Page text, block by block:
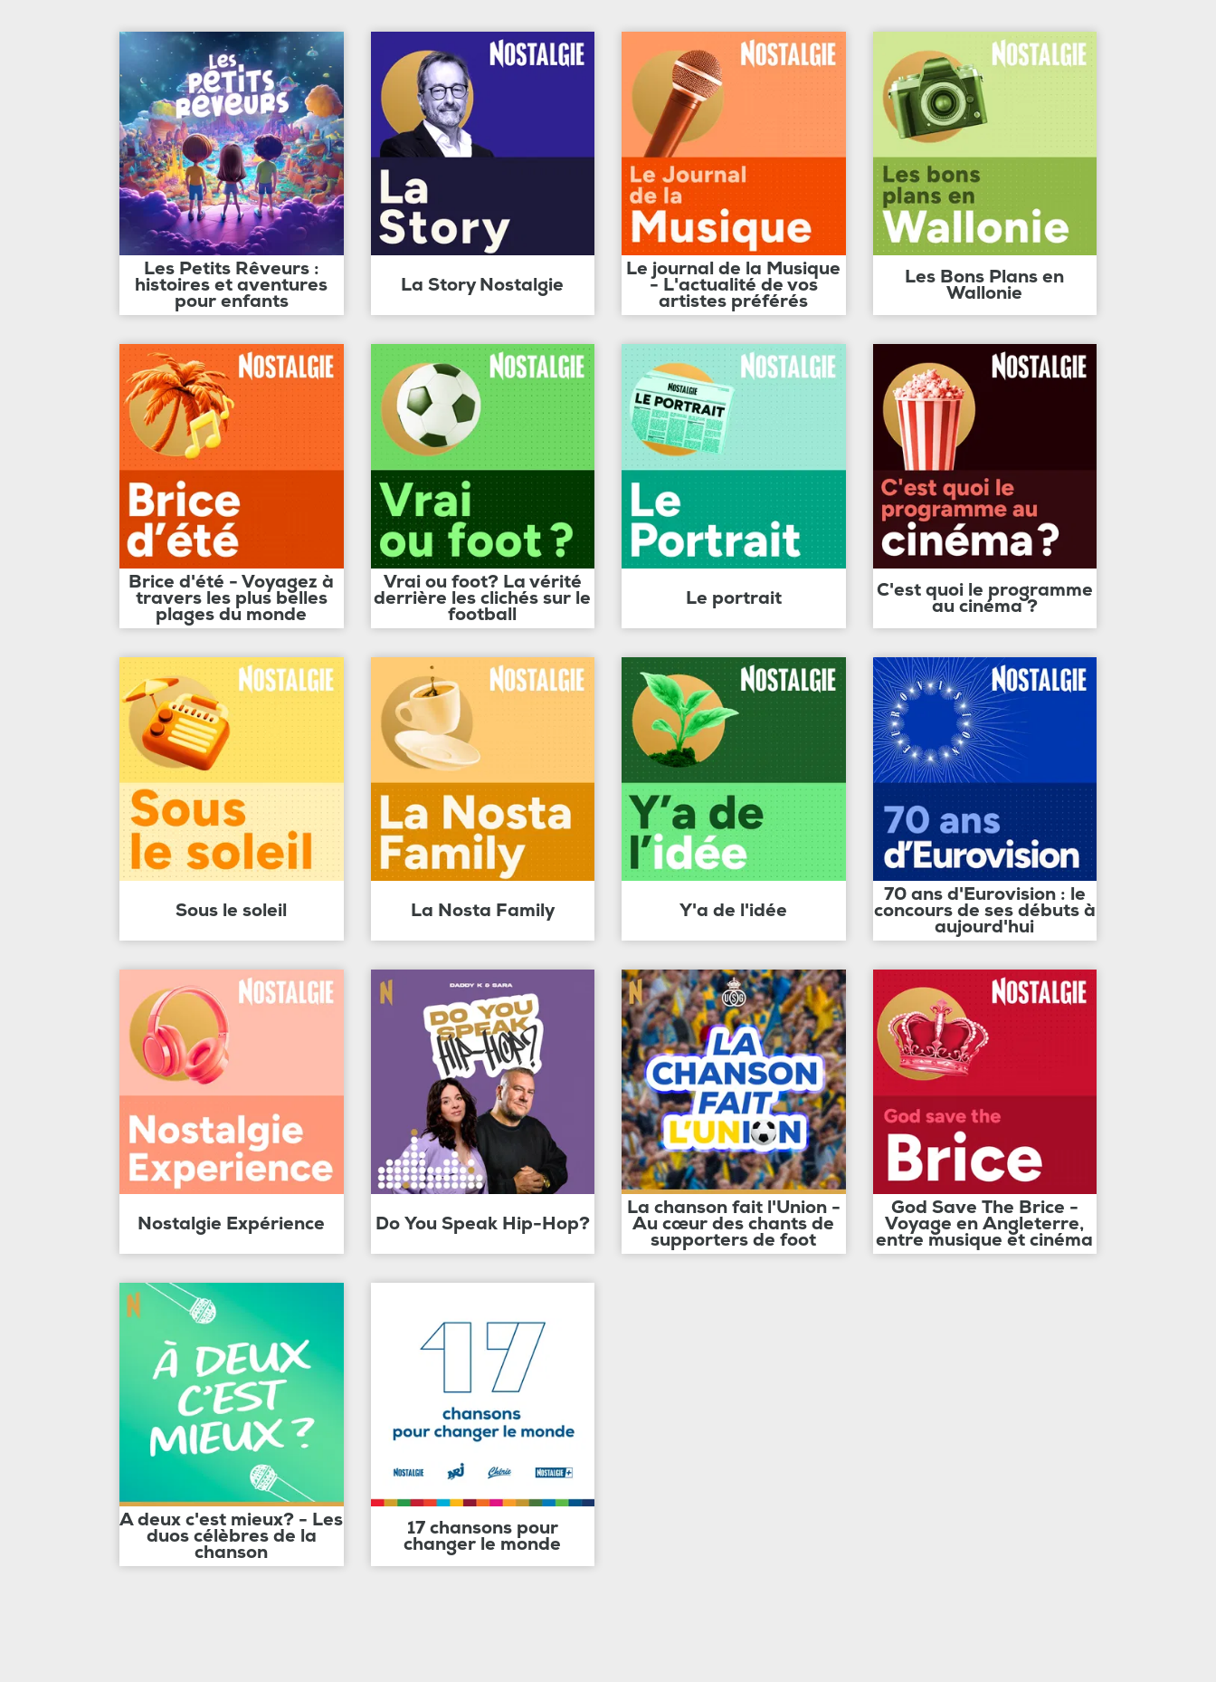
Les Petits Rêveurs :
histoires et aventures
pour enfants
La Story Nostalgie
Le journal de la Musique
- L'actualité de vos
artistes préférés
Les Bons Plans en
Wallonie
Brice d'été - Voyagez à
travers les plus belles
plages du monde
Vrai ou foot? La vérité
derrière les clichés sur le
football
Le portrait C'est quoi le programme
au cinéma ?
Sous le soleil La Nosta Family Y'a de l'idée
70 ans d'Eurovision : le
concours de ses débuts à
aujourd'hui
Nostalgie Expérience Do You Speak Hip-Hop?
La chanson fait l'Union -
Au cœur des chants de
supporters de foot
God Save The Brice -
Voyage en Angleterre,
entre musique et cinéma
A deux c'est mieux? - Les
duos célèbres de la
chanson
17 chansons pour
changer le monde